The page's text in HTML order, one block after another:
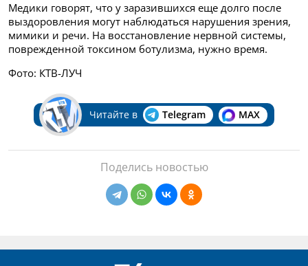
Медики говорят, что у заразившихся еще долго после
выздоровления могут наблюдаться нарушения зрения,
мимики и речи. На восстановление нервной системы,
поврежденной токсином ботулизма, нужно время.
Фото: КТВ-ЛУЧ
Читайте в Telegram MAX
Поделись новостью